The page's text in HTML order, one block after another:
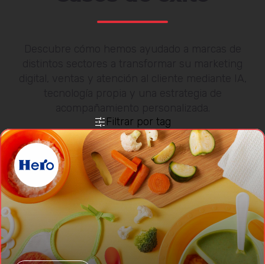
Filtrar por tag